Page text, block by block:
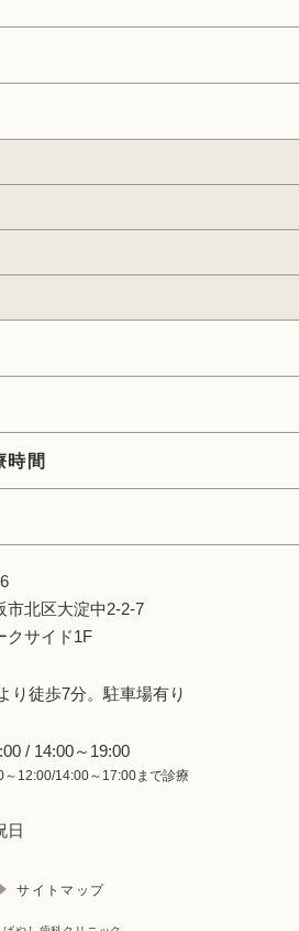
時間
市北区大淀中2-2-7
クサイド1F
り徒歩7分。 駐車場有り
/ 14:00～19:00
12:00/14:00～17:00まで診療
日
サイトマップ